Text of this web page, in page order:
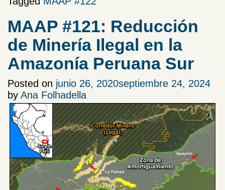
MAAP #121: Reducción
de Minería Ilegal en la
Amazonía Peruana Sur
Posted on junio 26, 2020septiembre 24, 2024
by Ana Folhadella